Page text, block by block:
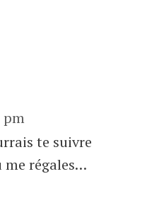
pm
te suivre
me régales…